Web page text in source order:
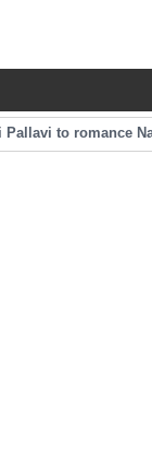
Pallavi to romance
Advani to romance